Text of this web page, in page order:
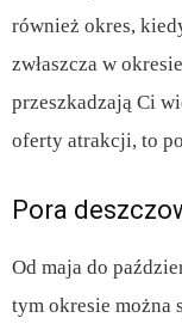
również okres,
zwłaszcza w
przeszkadzają Ci
oferty atrakcji, to
Pora
Od maja do
tym okresie można